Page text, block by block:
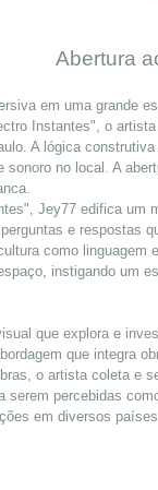
Abertura
em uma grande
Instantes", o
A lógica
sonoro no local. A
Jey77 edifica um
e respostas
como linguagem
instigando um
que explora e
que integra
o artista coleta e
serem percebidas
em diversos